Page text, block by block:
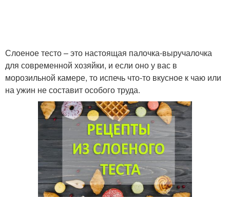
Бри в слоеном тесте
Слоеное тесто – это настоящая палочка-выручалочка
для современной хозяйки, и если оно у вас в
морозильной камере, то испечь что-то вкусное к чаю или
на ужин не составит особого труда.